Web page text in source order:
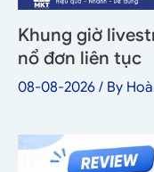
Khung giờ
nổ đơn liên tục
08-08-2026 / By